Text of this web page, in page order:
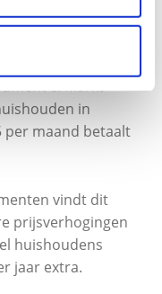
& Markt
in
per maand betaalt
vindt dit
prijsverhogingen
huishoudens
jaar extra.